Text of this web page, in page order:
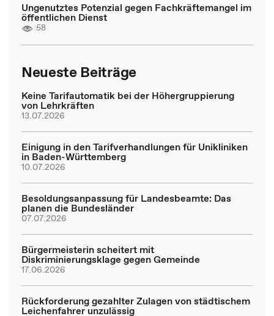
Ungenutztes Potenzial gegen Fachkräftemangel im
öffentlichen Dienst
58
Neueste Beiträge
Keine Tarifautomatik bei der Höhergruppierung
von Lehrkräften
13.07.2026
Einigung in den Tarifverhandlungen für Unikliniken
in Baden-Württemberg
10.07.2026
Besoldungsanpassung für Landesbeamte: Das
planen die Bundesländer
07.07.2026
Bürgermeisterin scheitert mit
Diskriminierungsklage gegen Gemeinde
17.06.2026
Rückforderung gezahlter Zulagen von städtischem
Leichenfahrer unzulässig